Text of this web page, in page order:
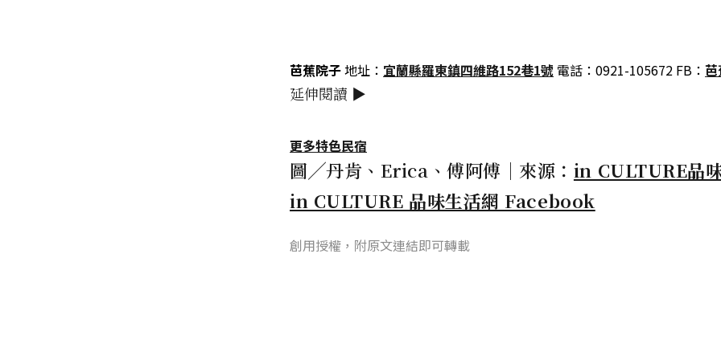
芭蕉院子地址： 宜蘭縣羅東鎮四維路152巷1號 電話：0921-105672 FB：
延伸閱讀 ▶
更多特色民宿
圖╱丹肯、Erica、傅阿傅｜來源： in CULTURE品
in CULTURE 品味生活網 Facebook
創用授權，附原文連結即可轉載